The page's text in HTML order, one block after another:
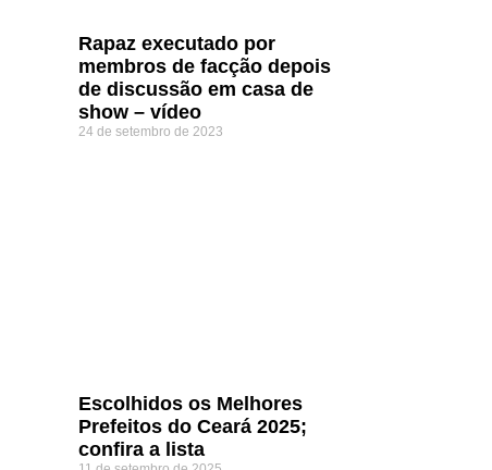
Rapaz executado por
membros de facção depois
de discussão em casa de
show – vídeo
24 de setembro de 2023
Escolhidos os Melhores
Prefeitos do Ceará 2025;
confira a lista